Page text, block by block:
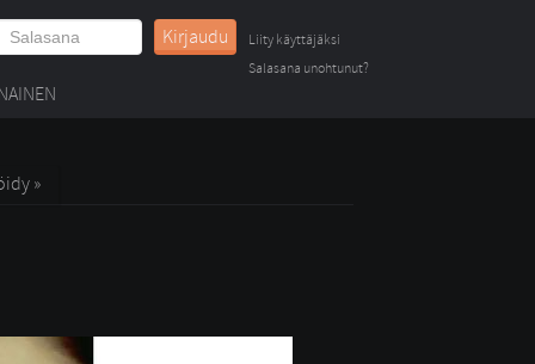
Kirjaudu
Liity käyttäjäksi
Salasana unohtunut?
»